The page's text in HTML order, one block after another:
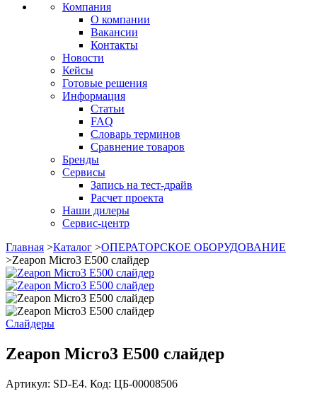
Компания
О компании
Вакансии
Контакты
Новости
Кейсы
Готовые решения
Информация
Статьи
FAQ
Словарь терминов
Сравнение товаров
Бренды
Сервисы
Запись на тест-драйв
Расчет проекта
Наши дилеры
Сервис-центр
Главная >Каталог >ОПЕРАТОРСКОЕ ОБОРУДОВАНИЕ
>Zeapon Micro3 E500 слайдер
Слайдеры
Zeapon Micro3 E500 слайдер
Артикул: SD-E4. Код: ЦБ-00008506